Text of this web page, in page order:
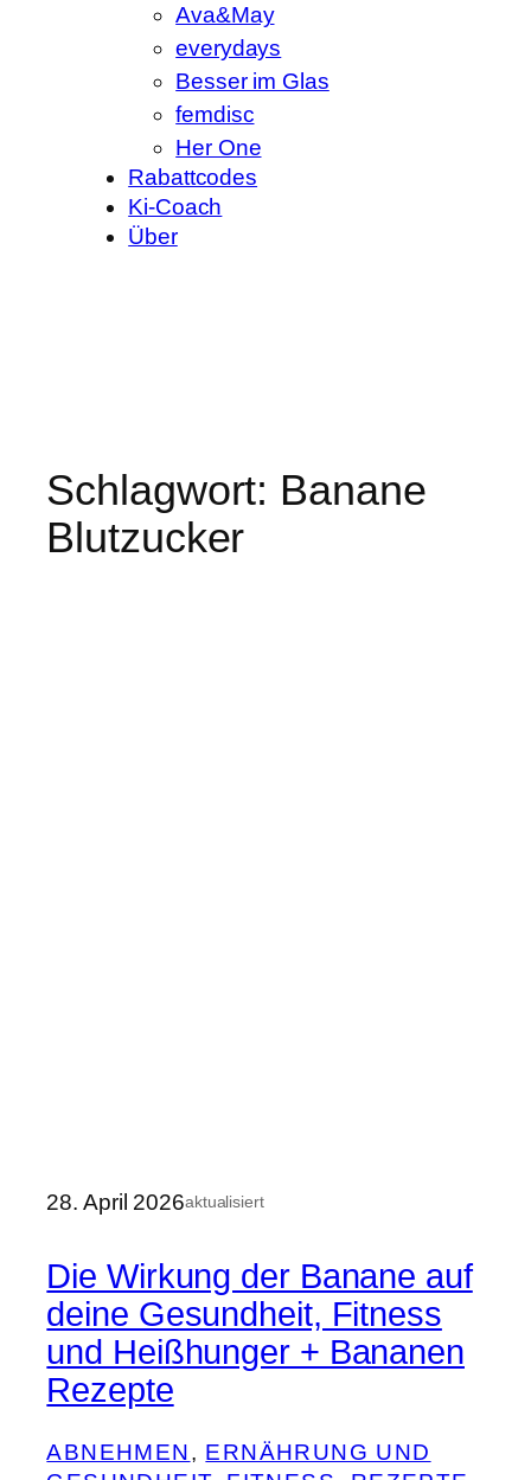
Ava&May
everydays
Besser im Glas
femdisc
Her One
Rabattcodes
Ki-Coach
Über
Schlagwort: Banane
Blutzucker
28. April 2026aktualisiert
Die Wirkung der Banane auf
deine Gesundheit, Fitness
und Heißhunger + Bananen
Rezepte
ABNEHMEN, ERNÄHRUNG UND